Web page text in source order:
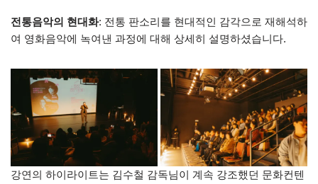
전통음악의 현대화: 전통 판소리를 현대적인 감각으로 재해석하
여 영화음악에 녹여낸 과정에 대해 상세히 설명하셨습니다.
강연의 하이라이트는 김수철 감독님이 계속 강조했던 문화컨텐